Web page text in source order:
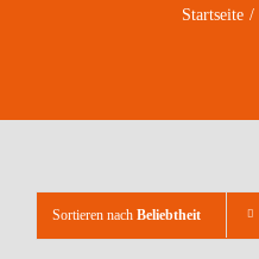
Startseite
Sortieren nach Beliebtheit